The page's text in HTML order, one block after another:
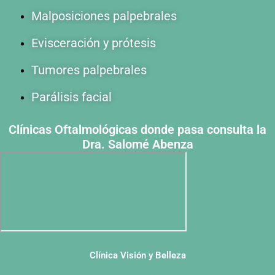
Malposiciones palpebrales
Evisceración y prótesis
Tumores palpebrales
Parálisis facial
Clínicas Oftalmológicas donde pasa consulta la
Dra. Salomé Abenza
Clínica Visión y Belleza